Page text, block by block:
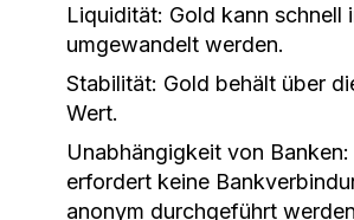
Liquidität: Gold kann schnell
umgewandelt werden.
Stabilität: Gold behält über
Wert.
Unabhängigkeit von Banken:
erfordert keine
anonym durchgeführt